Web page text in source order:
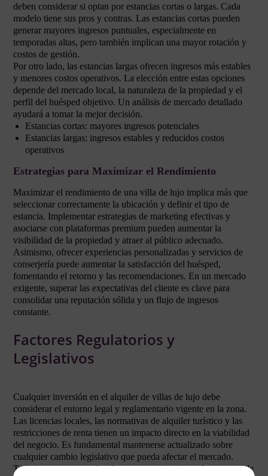
deben considerar si optan por estancias cortas o largas. Cada
modelo tiene sus pros y contras. Las estancias cortas pueden
generar mayores ingresos puntuales, especialmente en
temporadas altas, pero también implican una mayor rotación y
costos de gestión.
Por otro lado, las estancias largas ofrecen ingresos más estables
y menores costos operativos. La elección entre estas opciones
depende del mercado local, la naturaleza de la propiedad y el
perfil del huésped objetivo. Un análisis de mercado detallado
ayudará a tomar la mejor decisión.
Estancias cortas: mayores ingresos potenciales
Estancias largas: ingresos estables y reducidos costos
operativos
Estrategias para Maximizar el Rendimiento
Maximizar el rendimiento de una villa de lujo implica más que
seleccionar correctamente la ubicación y definir el tipo de
estancia. Implementar estrategias de marketing efectivas y
asociarse con plataformas premium pueden aumentar la
visibilidad de la propiedad y atraer al público adecuado.
Asimismo, ofrecer experiencias personalizadas y servicios de
conserjería puede aumentar la satisfacción del huésped,
fomentando el retorno y las recomendaciones. En un mercado
exigente, superar las expectativas del cliente es clave para
consolidar una reputación sólida y un flujo de ingresos
constante.
Factores Regulatorios y
Legislativos
Cualquier inversión en el alquiler de villas de lujo debe
considerar el entorno legal y reglamentario vigente en la zona.
Las licencias locales, las normativas de alquiler turístico y las
restricciones de renta tienen un impacto directo en la viabilidad
del negocio. Es fundamental mantenerse actualizado sobre
cualquier cambio legislativo que pueda afectar el mercado.
Trabajar con asesores legales con experiencia en el sector puede